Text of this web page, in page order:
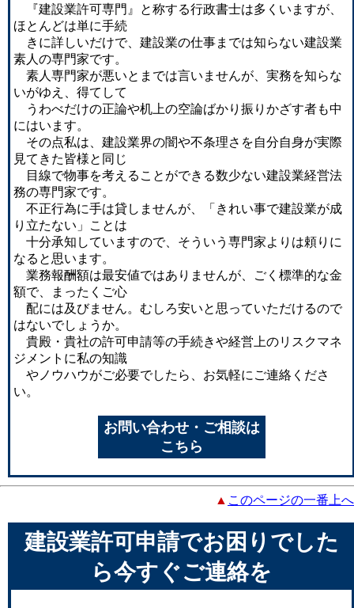
『建設業許可専門』と称する行政書士は多くいますが、
ほとんどは単に手続
きに詳しいだけで、建設業の仕事までは知らない建設業
素人の専門家です。
素人専門家が悪いとまでは言いませんが、実務を知らな
いがゆえ、得てして
うわべだけの正論や机上の空論ばかり振りかざす者も中
にはいます。
その点私は、建設業界の闇や不条理さを自分自身が実際
見てきた皆様と同じ
目線で物事を考えることができる数少ない建設業経営法
務の専門家です。
不正行為に手は貸しませんが、「きれい事で建設業が成
り立たない」ことは
十分承知していますので、そういう専門家よりは頼りに
なると思います。
業務報酬額は最安値ではありませんが、ごく標準的な金
額で、まったくご心
配には及びません。むしろ安いと思っていただけるので
はないでしょうか。
貴殿・貴社の許可申請等の手続きや経営上のリスクマネ
ジメントに私の知識
やノウハウがご必要でしたら、お気軽にご連絡くださ
い。
お問い合わせ・ご相談は
こちら
▲ このページの一番上へ
建設業許可申請でお困りでした
ら今すぐご連絡を